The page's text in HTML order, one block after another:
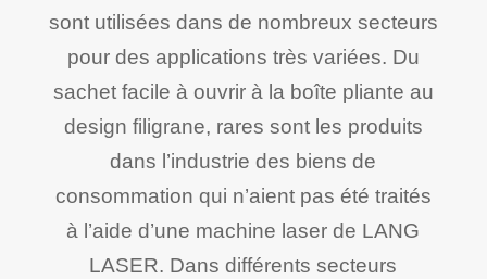
sont utilisées dans de nombreux secteurs
pour des applications très variées. Du
sachet facile à ouvrir à la boîte pliante au
design filigrane, rares sont les produits
dans l’industrie des biens de
consommation qui n’aient pas été traités
à l’aide d’une machine laser de LANG
LASER. Dans différents secteurs